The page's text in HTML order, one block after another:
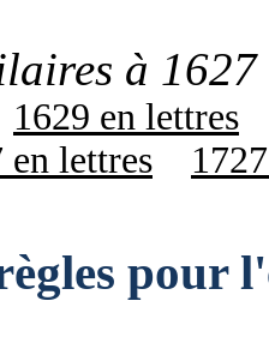
à
1629 en lettres
en lettres
pour